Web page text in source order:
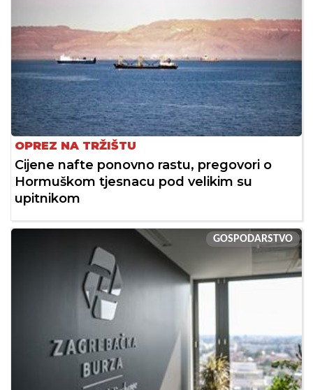
OPREZ NA TRŽIŠTU
Cijene nafte ponovno rastu, pregovori o
Hormuškom tjesnacu pod velikim su
upitnikom
GOSPODARSTVO